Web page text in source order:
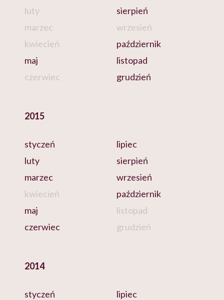
luty
marzec
kwiecień
maj
czerwiec
sierpień
wrzesień
październik
listopad
grudzień
2015
styczeń
luty
marzec
kwiecień
maj
czerwiec
lipiec
sierpień
wrzesień
październik
listopad
grudzień
2014
styczeń
lipiec